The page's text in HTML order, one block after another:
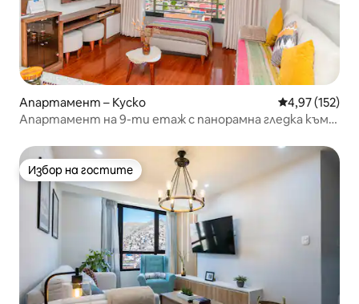
Апартамент – Куско Средна
4,97 (152)
Апартамент на 9-ти етаж с панорамна гледка към
Избор на гостите
Избор на гостите